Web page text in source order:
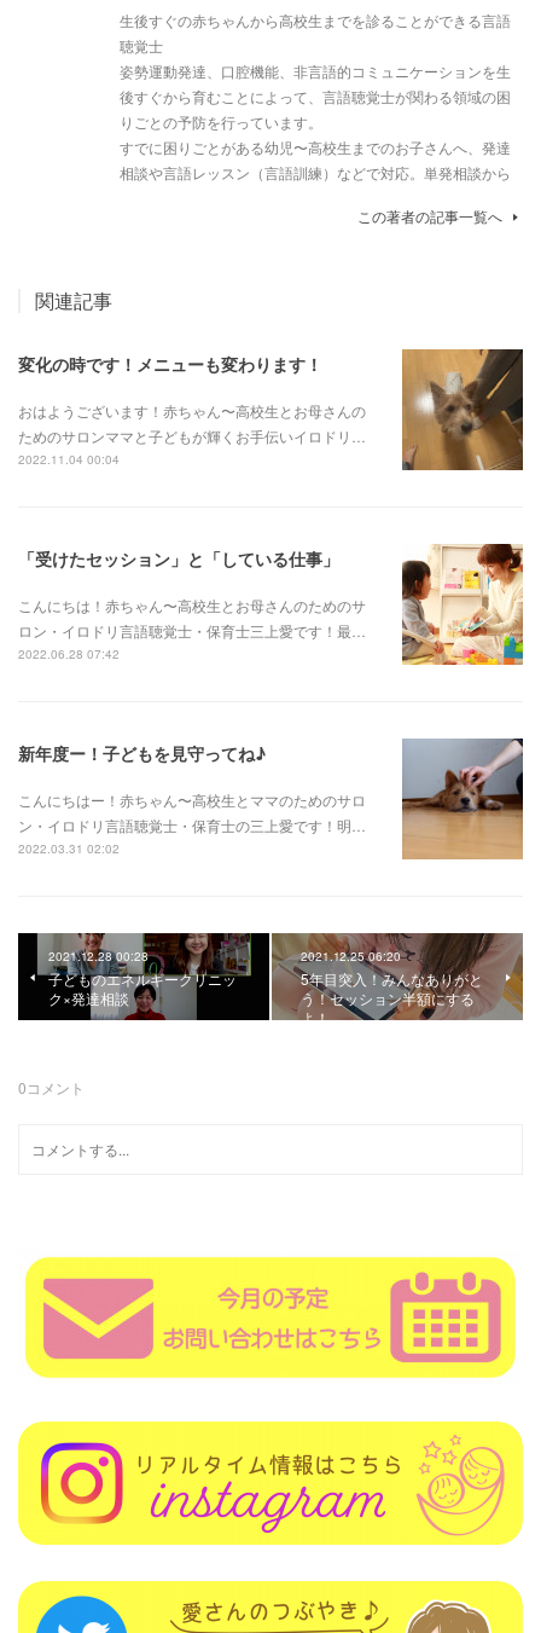
生後すぐの赤ちゃんから高校生までを診ることができる言語
聴覚士
姿勢運動発達、口腔機能、非言語的コミュニケーションを生
後すぐから育むことによって、言語聴覚士が関わる領域の困
りごとの予防を行っています。
すでに困りごとがある幼児〜高校生までのお子さんへ、発達
相談や言語レッスン（言語訓練）などで対応。単発相談から
この著者の記事一覧へ
関連記事
変化の時です！メニューも変わります！
おはようございます！赤ちゃん〜高校生とお母さんの
ためのサロンママと子どもが輝くお手伝いイロドリ…
2022.11.04 00:04
「受けたセッション」と「している仕事」
こんにちは！赤ちゃん〜高校生とお母さんのためのサ
ロン・イロドリ言語聴覚士・保育士三上愛です！最…
2022.06.28 07:42
新年度ー！子どもを見守ってね♪
こんにちはー！赤ちゃん〜高校生とママのためのサロ
ン・イロドリ言語聴覚士・保育士の三上愛です！明…
2022.03.31 02:02
2021.12.28 00:28
子どものエネルギークリニッ
ク×発達相談
2021.12.25 06:20
5年目突入！みんなありがと
う！セッション半額にする
よ！
0コメント